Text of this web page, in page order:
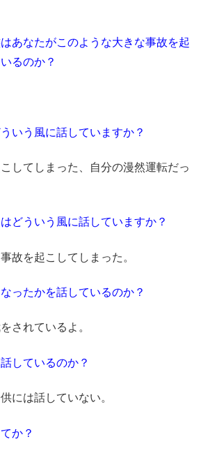
はあなたがこのような大きな事故を起
るのか？
いう風に話していますか？
てしまった、自分の漫然運転だっ
どういう風に話していますか？
を起こしてしまった。
ったかを話しているのか？
れているよ。
しているのか？
は話していない。
か？